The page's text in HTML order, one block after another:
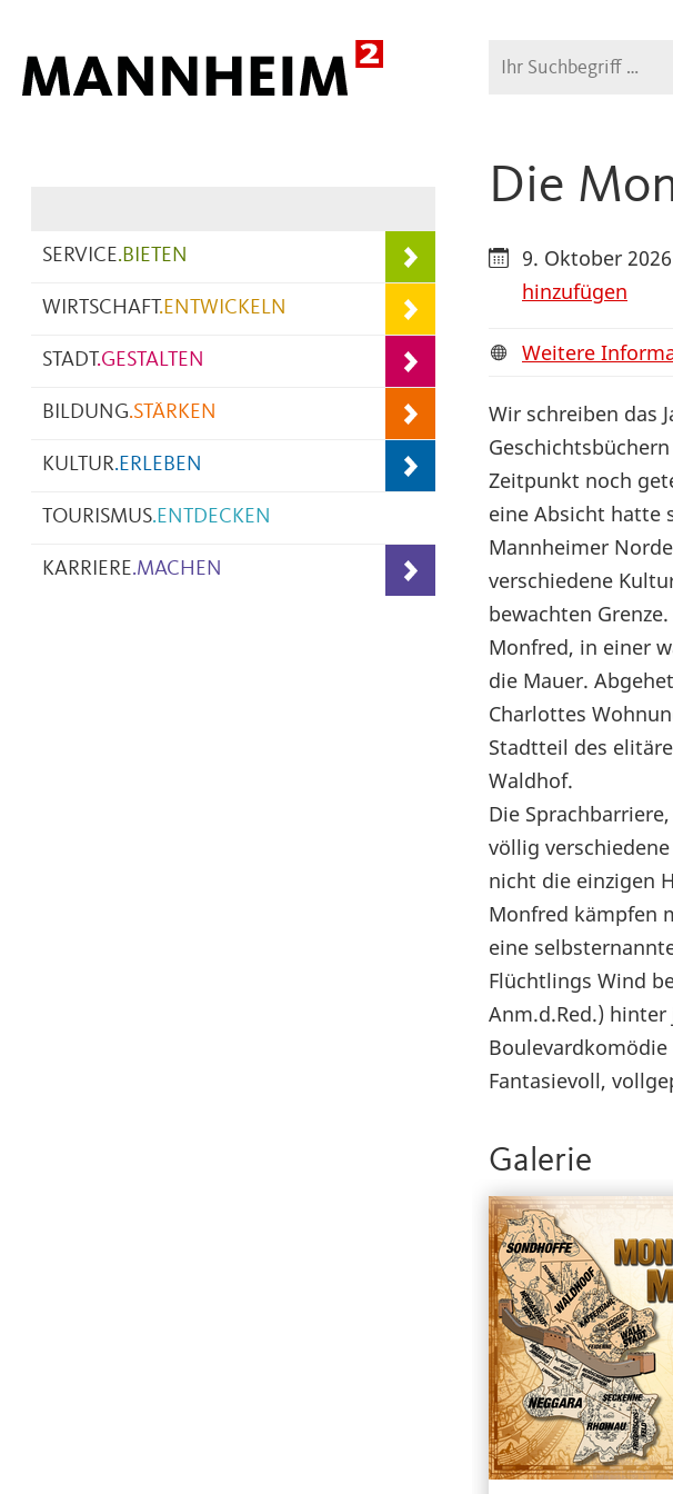
Suche
SERVICE.BIETEN
WIRTSCHAFT.ENTWICKELN
STADT.GESTALTEN
BILDUNG.STÄRKEN
KULTUR.ERLEBEN
TOURISMUS.ENTDECKEN
KARRIERE.MACHEN
Die
9. Oktober
hinzufügen
Weitere
Wir schreiben das
Zeitpunkt noch
eine Absicht hatte
Mannheimer
verschiedene
bewachten
Monfred, in einer
die Mauer.
Charlottes
Stadtteil des
Waldhof.
Die
völlig
nicht die einzigen
Monfred kämpfen
eine
Flüchtlings Wind
Anm.d.Red.)
Fantasievoll,
Galerie